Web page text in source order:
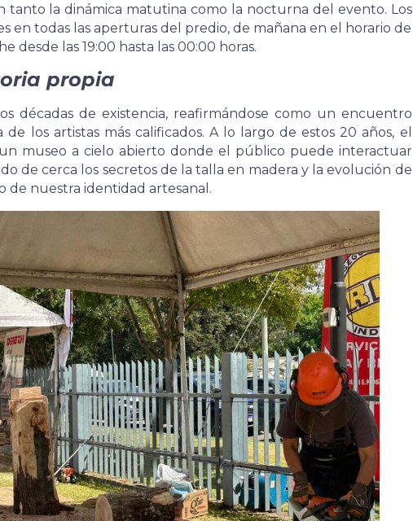
tanto la dinámica matutina como la nocturna del evento. Los
en todas las aperturas del predio, de mañana en el horario de
desde las 19:00 hasta las 00:00 horas.
propia
décadas de existencia, reafirmándose como un encuentro
los artistas más calificados. A lo largo de estos 20 años, el
museo a cielo abierto donde el público puede interactuar
de cerca los secretos de la talla en madera y la evolución de
de nuestra identidad artesanal.